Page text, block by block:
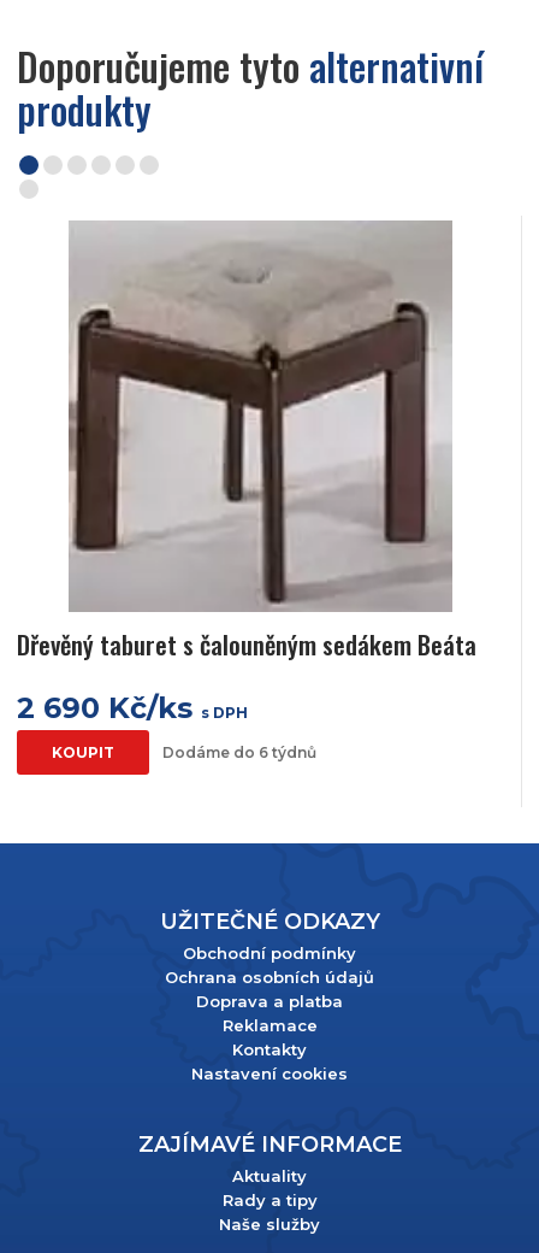
Doporučujeme tyto alternativní
produkty
Dřevěný taburet s čalouněným sedákem Beáta
2 690 Kč/ks s DPH
KOUPIT Dodáme do 6 týdnů
UŽITEČNÉ ODKAZY
Obchodní podmínky
Ochrana osobních údajů
Doprava a platba
Reklamace
Kontakty
Nastavení cookies
ZAJÍMAVÉ INFORMACE
Aktuality
Rady a tipy
Naše služby